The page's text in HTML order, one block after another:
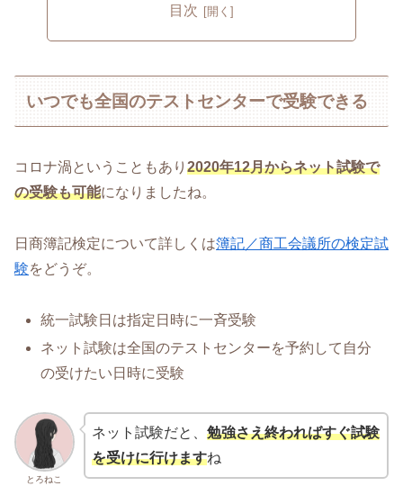
目次
いつでも全国のテストセンターで受験できる
コロナ渦ということもあり 2020年12月からネット試験で
の受験も可能になりましたね。
日商簿記検定について詳しくは簿記／商工会議所の検定試
験をどうぞ。
統一試験日は指定日時に一斉受験
ネット試験は全国のテストセンターを予約して自分
の受けたい日時に受験
とろねこ
ネット試験だと、 勉強さえ終わればすぐ試験
を受けに行けますね